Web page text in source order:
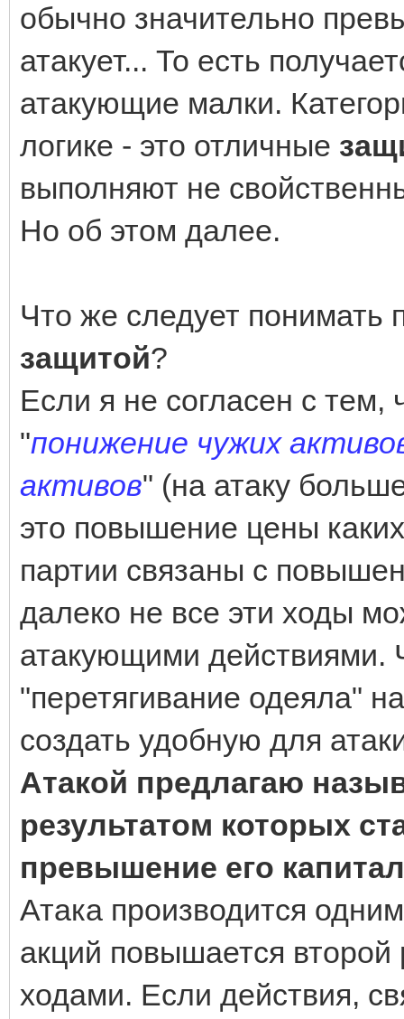
обычно значительно
атакует... То есть
атакующие малки.
логике - это отличные
выполняют не
Но об этом далее.
Что же следует понимать
защитой?
Если я не согласен с тем,
"понижение чужих
активов" (на атаку
это повышение цены
партии связаны с
далеко не все эти ходы
атакующими действиями.
"перетягивание одеяла"
создать удобную для
Атакой предлагаю
результатом которых
превышение его
Атака производится
акций повышается
ходами. Если действия,